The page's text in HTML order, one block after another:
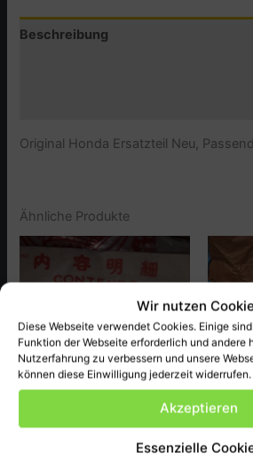
Wir nutzen
Diese Webseite verwendet Cookies. Einige
Funktion der Webseite erforderlich und andere
Nutzerfahrung zu verbessern und unsere
können diese Einwilligung jederzeit widerrufen.
Akzeptieren
Essenzielle
Beschreibung
Original Honda Ersatzteil Neu,
Ähnliche Produkte
Olifice, 2mm CB400T-PA